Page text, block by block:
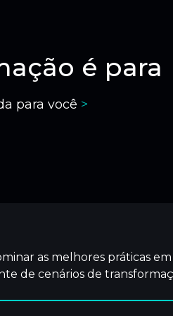
é para
para você >
as melhores práticas
de cenários de